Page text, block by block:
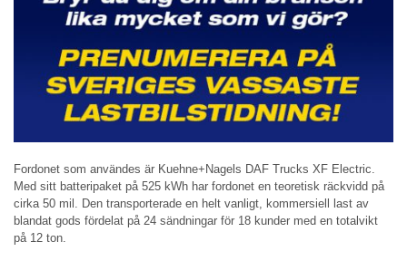
Fordonet som användes är Kuehne+Nagels DAF Trucks XF Electric.
Med sitt batteripaket på 525 kWh har fordonet en teoretisk räckvidd på
cirka 50 mil. Den transporterade en helt vanligt, kommersiell last av
blandat gods fördelat på 24 sändningar för 18 kunder med en totalvikt
på 12 ton.